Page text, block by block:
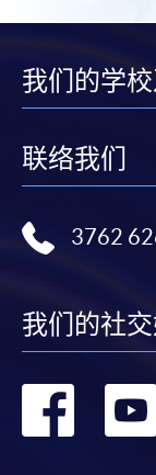
我们的学
联络我们
3762
我们的社
转